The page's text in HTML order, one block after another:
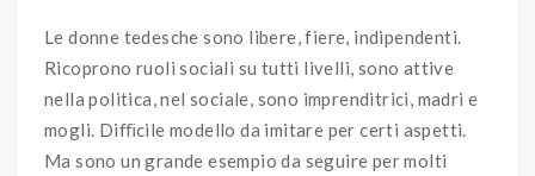
Le donne tedesche sono libere, fiere, indipendenti.
Ricoprono ruoli sociali su tutti livelli, sono attive
nella politica, nel sociale, sono imprenditrici, madri e
mogli. Diﬃcile modello da imitare per certi aspetti.
Ma sono un grande esempio da seguire per molti